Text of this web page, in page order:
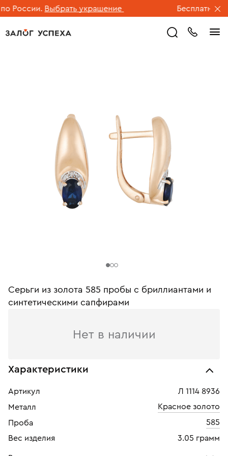
России. Выбрать украшение Бесплатная
Серьги из золота 585 пробы c бриллиантами и
синтетическими сапфирами
Нет в наличии
Характеристики
Артикул
Л 1114 8936
Металл
Красное золото
Проба
585
Вес изделия
3.05 грамм